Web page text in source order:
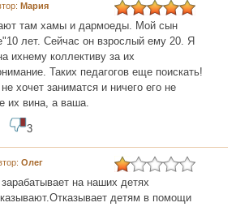
Мария
там хамы и дармоеды. Мой сын
лет. Сейчас он взрослый ему 20. Я
ихнему коллективу за их
Таких педагогов еще поискать!
хочет заниматся и ничего его не
их вина, а ваша.
3
Олег
на наших детях
детям в помощи